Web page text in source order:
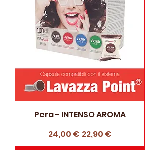
Pera - INTENSO AROMA
Prezzo regolare
24,00 € Prezzo scontato
22,90 €